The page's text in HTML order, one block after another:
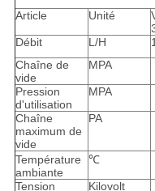
Article Unité
Débit
L/H
Chaîne de
vide
MPA
Pression
d'utilisation
MPA
Chaîne
maximum de
vide
PA
Température
ambiante
℃
Tension Kilovolt